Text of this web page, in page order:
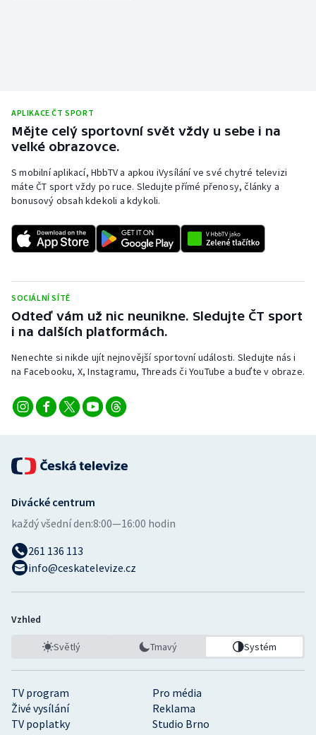
APLIKACE ČT SPORT
Mějte celý sportovní svět vždy u sebe i na
velké obrazovce.
S mobilní aplikací, HbbTV a apkou iVysílání ve své chytré televizi
máte ČT sport vždy po ruce. Sledujte přímé přenosy, články a
bonusový obsah kdekoli a kdykoli.
SOCIÁLNÍ SÍTĚ
Odteď vám už nic neunikne. Sledujte ČT sport
i na dalších platformách.
Nenechte si nikde ujít nejnovější sportovní události. Sledujte nás i
na Facebooku, X, Instagramu, Threads či YouTube a buďte v obraze.
TV program
Pro média
Živé vysílání
Reklama
TV poplatky
Studio Brno
Divácké centrum
každý všední den:8:00—16:00 hodin
261 136 113
info@ceskatelevize.cz
Vzhled
Světlý Tmavý Systém